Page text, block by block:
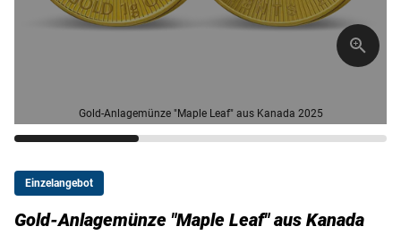
Gold-Anlagemünze "Maple Leaf" aus Kanada 2025
Einzelangebot
Gold-Anlagemünze "Maple Leaf" aus Kanada